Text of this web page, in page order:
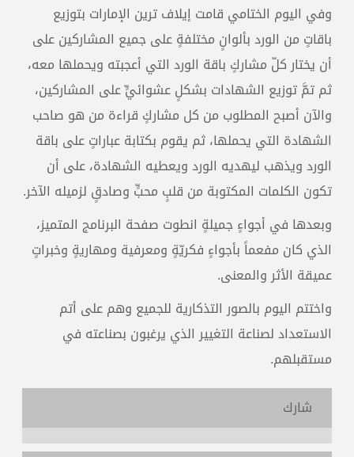
وفي اليوم الختامي قامت إيلاف ترين الإمارات بتوزيع
باقاتٍ من الورد بألوانٍ مختلفةٍ على جميع المشاركين على
أن يختار كلّ مشاركٍ باقة الورد التي أعجبته ويحملها معه،
ثم تمَّ توزيع الشهادات بشكلٍ عشوائيٍّ على المشاركين،
والآن أصبح المطلوب من كل مشاركٍ قراءة من هو صاحب
الشهادة التي يحملها، ثم يقوم بكتابة عباراتٍ على باقة
الورد ويذهب ليهديه الورد ويعطيه الشهادة، على أن
تكون الكلمات المكتوبة من قلبٍ محبٍّ وصادقٍ لزميله الآخر.
وبعدها في أجواءٍ جميلةٍ انطوت صفحة البرنامج المتميز،
الذي كان مفعماً بأجواءٍ فكريّةٍ ومعرفية ومهاريةٍ وخبراتٍ
عميقة الأثر والمعنى.
واختتم اليوم بالصور التذكارية للجميع وهم على أتم
الاستعداد لصناعة التغيير الذي يرغبون بصناعته في
مستقبلهم.
شارك